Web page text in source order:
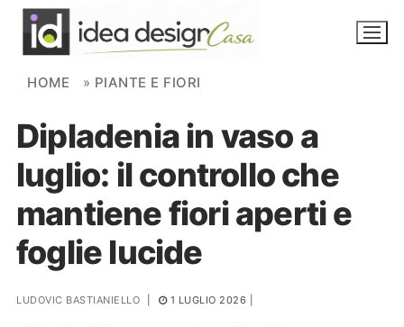
Skip to content
NOVITÀ
AMBIENTI
FAI DA TE
PIANTE
Ortaggio
HOME » PIANTE E FIORI
Dipladenia in vaso a
luglio: il controllo che
mantiene fiori aperti e
foglie lucide
LUDOVIC BASTIANIELLO 1 LUGLIO 2026